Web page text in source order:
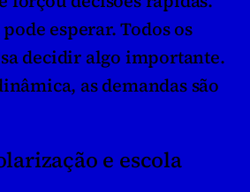
esperar. Todos os
decidir algo importante.
as demandas são
e escola